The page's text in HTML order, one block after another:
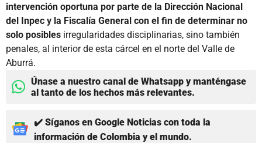
intervención oportuna por parte de la Dirección Nacional
del Inpec y la Fiscalía General con el fin de determinar no
solo posibles irregularidades disciplinarias, sino también
penales, al interior de esta cárcel en el norte del Valle de
Aburrá.
Únase a nuestro canal de Whatsapp y manténgase
al tanto de los hechos más relevantes.
✔️ Síganos en Google Noticias con toda la
información de Colombia y el mundo.